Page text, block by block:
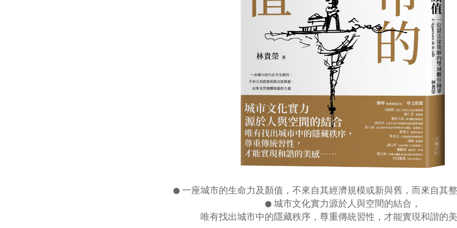
● 一座城市的生命力及顏值，不來自其經濟規模或新與舊，而來自其
● 城市文化實力源於人與空間的結合，
唯有找出城市中的隱藏秩序，尊重傳統習性，才能實現和諧的